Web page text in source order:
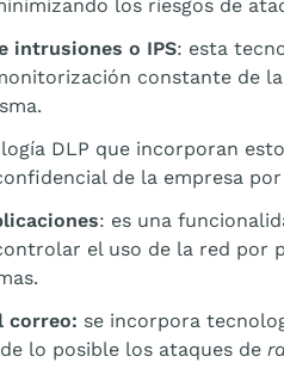
los riesgos de
intrusiones o IPS: esta
constante de
DLP que incorporan
de la empresa
: es una
el uso de la red por
correo: se incorpora
lo posible los ataques de